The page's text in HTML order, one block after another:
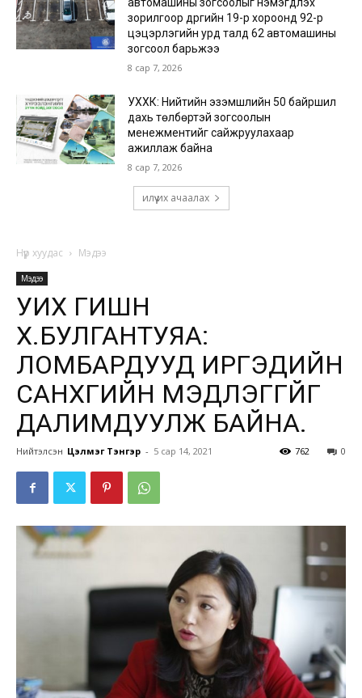
зорилгоор дүүргийн 19-р хороонд 92-р
цэцэрлэгийн урд талд 62 автомашины
зогсоол барьжээ
8 сар 7, 2026
УХХК: Нийтийн эзэмшлийн 50 байршил
дахь төлбөртэй зогсоолын
менежментийг сайжруулахаар
ажиллаж байна
8 сар 7, 2026
илүү их ачаалах